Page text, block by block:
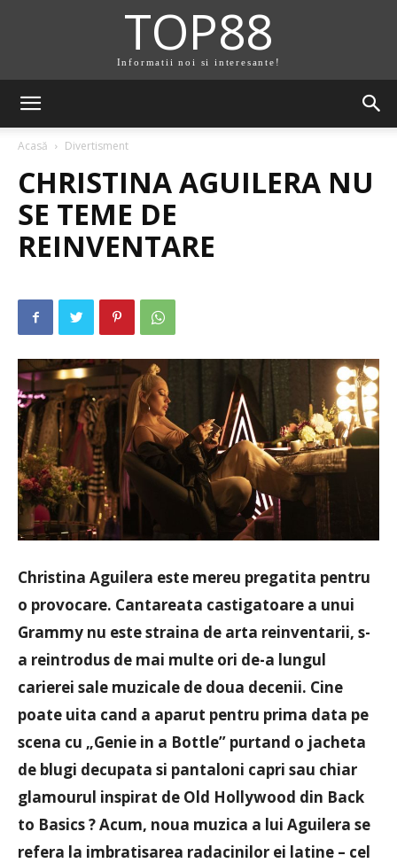
TOP88
Informatii noi si interesante!
Acasă Divertisment
CHRISTINA AGUILERA NU
SE TEME DE
REINVENTARE
Christina Aguilera este mereu pregatita pentru
o provocare. Cantareata castigatoare a unui
Grammy nu este straina de arta reinventarii, s-
a reintrodus de mai multe ori de-a lungul
carierei sale muzicale de doua decenii. Cine
poate uita cand a aparut pentru prima data pe
scena cu „Genie in a Bottle” purtand o jacheta
de blugi decupata si pantaloni capri sau chiar
glamourul inspirat de Old Hollywood din Back
to Basics ? Acum, noua muzica a lui Aguilera se
refera la imbratisarea radacinilor ei latine – cel